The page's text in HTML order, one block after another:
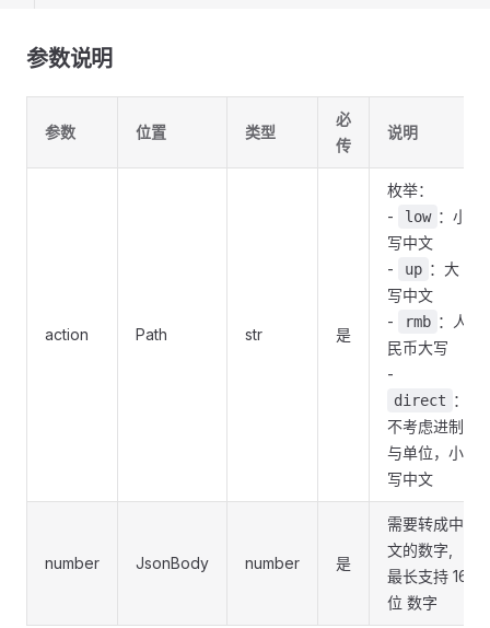
参数说明
参数 位置 类型
必
传
说明
action Path str 是
枚举：
-
low ：小
写中文
-
up ：大
写中文
-
rmb ：人
民币大写
-
direct ：
不考虑进制
与单位，小
写中文
number JsonBody number 是
需要转成中
文的数字,
最长支持 16
位 数字